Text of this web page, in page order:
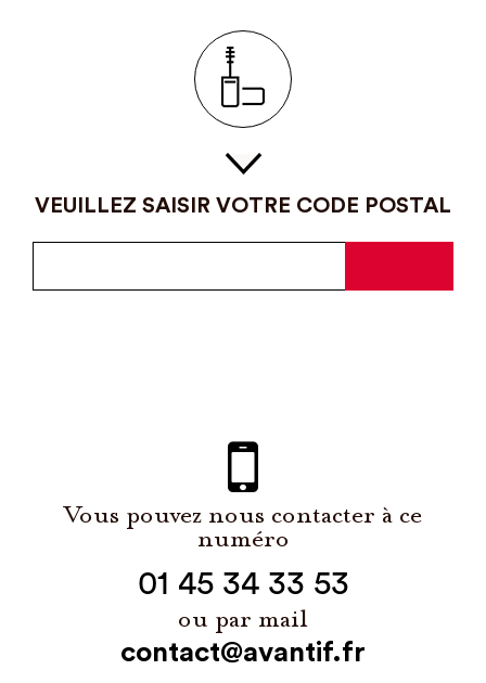
VEUILLEZ SAISIR VOTRE CODE POSTAL
Vous pouvez nous contacter à ce
numéro
01 45 34 33 53
ou par mail
contact@avantif.fr